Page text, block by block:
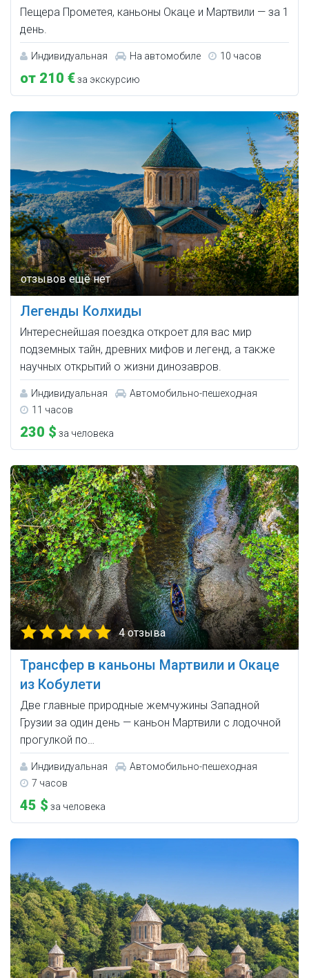
Пещера Прометея, каньоны Окаце и Мартвили — за 1
день.
Индивидуальная На автомобиле 10 часов
от 210 €за экскурсию
Легенды Колхиды
Интереснейшая поездка откроет для вас мир
подземных тайн, древних мифов и легенд, а также
научных открытий о жизни динозавров.
Индивидуальная
Автомобильно-пешеходная
11 часов
230 $ за человека
4 отзыва
Трансфер в каньоны Мартвили и Окаце
из Кобулети
Две главные природные жемчужины Западной
Грузии за один день — каньон Мартвили с лодочной
прогулкой по…
Индивидуальная
Автомобильно-пешеходная
7 часов
45 $ за человека